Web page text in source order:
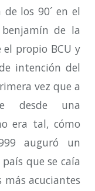
los 90´ en el
de la
propio BCU y
intención del
vez que a
desde una
era tal, cómo
auguró un
que se caía
más acuciantes